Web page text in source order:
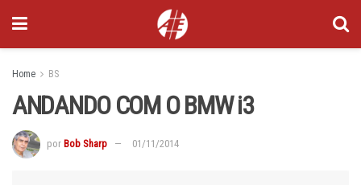
Home BS
ANDANDO COM O BMW i3
por Bob Sharp 01/11/2014